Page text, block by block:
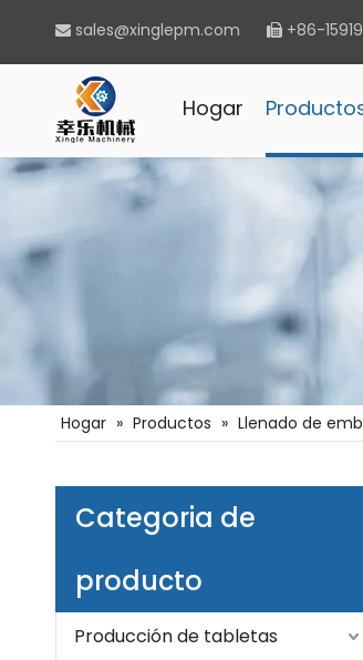
 sales@xinglepm.com  +86-
Hogar
Hogar » Productos » Llenado de
Categoria de
producto
Producción de tabletas